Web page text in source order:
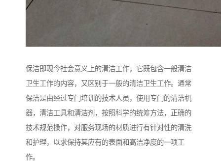
保洁即现今社会意义上的清洁工作，它既包含一般清洁
卫生工作的内容，又区别于一般的清洁卫生工作。通常
保洁是由经过专门培训的技术人员，使用专门的清洁机
器，清洁工具和清洁剂，按照科学的统筹方法，正确的
技术规范操作，对服务现场的材质进行有针对性的清洗
和护理，以求保持其应有的表面和高洁净度的一项工
作。